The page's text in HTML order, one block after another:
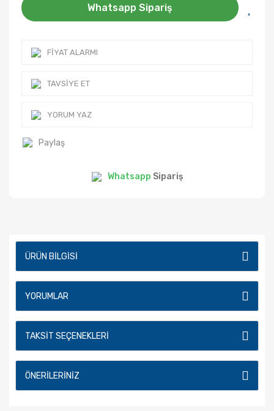
Whatsapp Sipariş
FIYAT ALARMI
TAVSIYE ET
YORUM YAZ
Paylaş
Whatsapp Sipariş
ÜRÜN BILGISI
YORUMLAR
TAKSIT SEÇENEKLERI
ÖNERILERINIZ